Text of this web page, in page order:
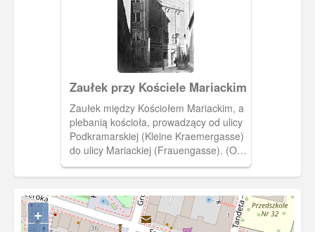
Zaułek przy Kościele Mariackim
Zaułek między Kościołem Mariackim, a
plebanią kościoła, prowadzący od ulicy
Podkramarskiej (Kleine Kraemergasse)
do ulicy Mariackiej (Frauengasse). (Ok.
1915) [IDX:1529,1132]
+